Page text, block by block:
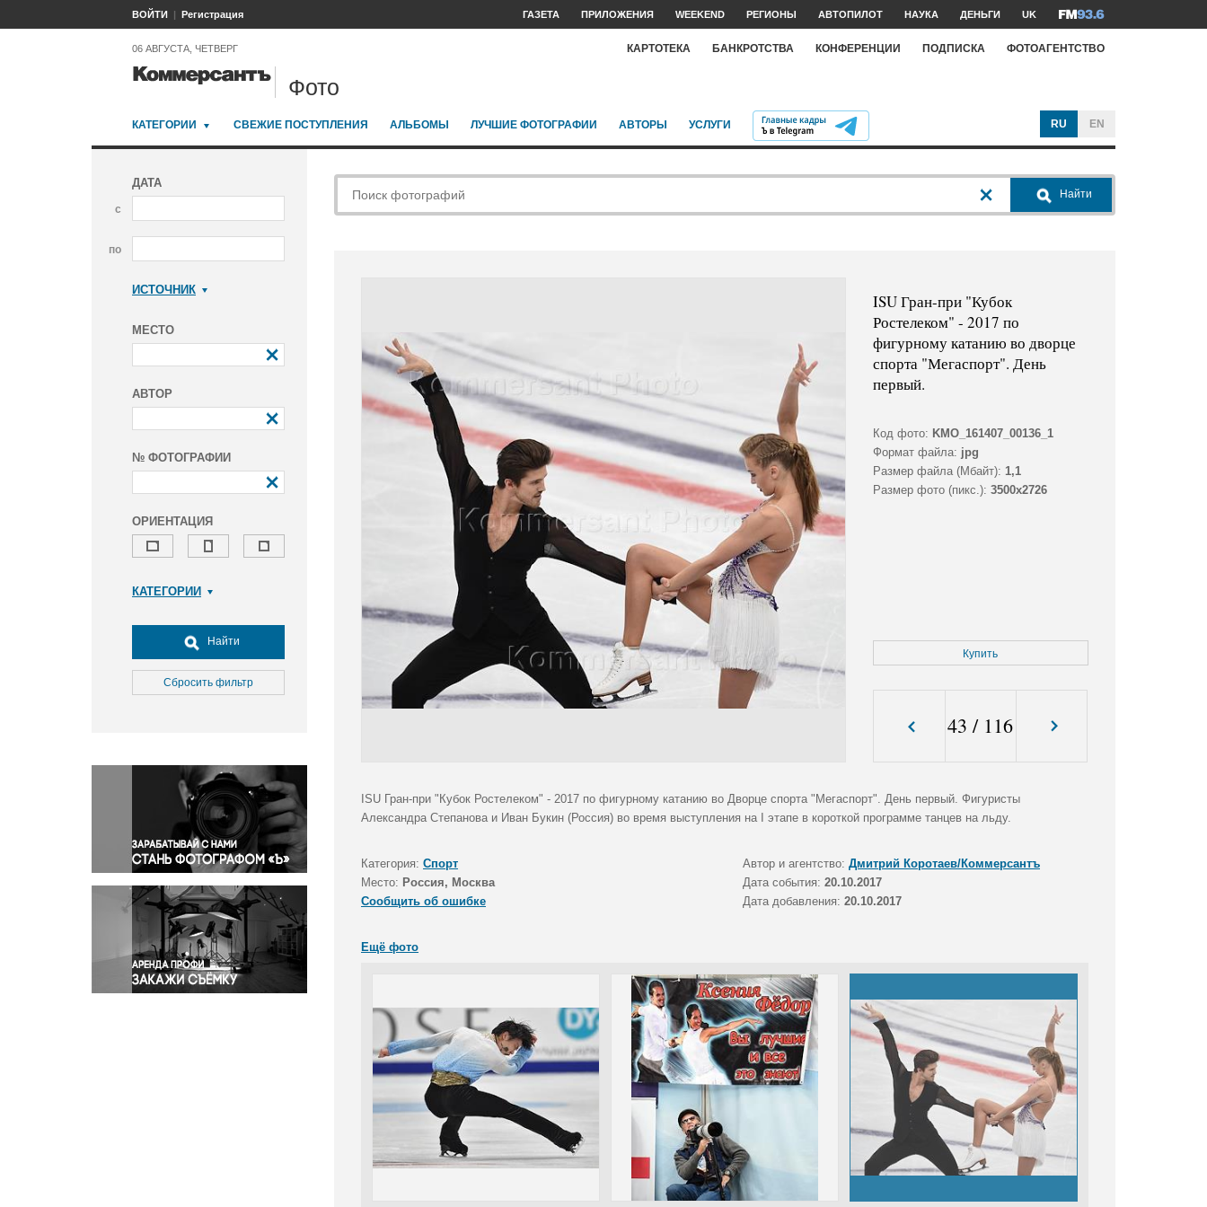
ВОЙТИ Регистрация ГАЗЕТА ПРИЛОЖЕНИЯ WEEKEND РЕГИОНЫ АВТОПИЛОТ НАУКА ДЕНЬГИ UK
06 АВГУСТА, ЧЕТВЕРГ КАРТОТЕКА БАНКРОТСТВА КОНФЕРЕНЦИИ ПОДПИСКА ФОТОАГЕНТСТВО
Фото
КАТЕГОРИИ СВЕЖИЕ ПОСТУПЛЕНИЯ АЛЬБОМЫ ЛУЧШИЕ ФОТОГРАФИИ АВТОРЫ УСЛУГИ RU EN
ДАТА
с
по
ИСТОЧНИК
МЕСТО
АВТОР
№ ФОТОГРАФИИ
ОРИЕНТАЦИЯ
КАТЕГОРИИ
Досуг, туризм и отдых
Культура
Медицина
Окружающая среда
Политика
Правосудие
Происшествия и конфликты
Религия
Светская жизнь
Спорт
Экология
Экономика и бизнес
Найти
Сбросить фильтр
Найти
ISU Гран-при "Кубок
Ростелеком" - 2017 по
фигурному катанию во дворце
спорта "Мегаспорт". День
первый.
Код фото: KMO_161407_00136_1
Формат файла: jpg
Размер файла (Мбайт): 1,1
Размер фото (пикс.): 3500x2726
Купить
43 / 116
ISU Гран-при "Кубок Ростелеком" - 2017 по фигурному катанию во Дворце спорта "Мегаспорт". День первый. Фигуристы
Александра Степанова и Иван Букин (Россия) во время выступления на I этапе в короткой программе танцев на льду.
Категория: Спорт Автор и агентство: Дмитрий Коротаев/Коммерсантъ
Место: Россия, Москва Дата события: 20.10.2017
Сообщить об ошибке
Дата добавления: 20.10.2017
Ещё фото